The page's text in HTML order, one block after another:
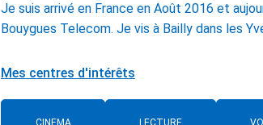
Je suis arrivé en France en Août 2016 et
Bouygues Telecom. Je vis à Bailly dans les
Mes centres d'intérêts
CINEMA LECTURE